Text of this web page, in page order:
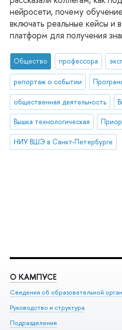
нейросети, почему
включать реальные кейсы и
платформ для получения
Общество профессора
репортаж о событии
общественная деятельность
Вышка технологическая
НИУ ВШЭ в Санкт-Петербурге
О КАМПУСЕ
Сведения об образовательной
Руководство и структура
Подразделения